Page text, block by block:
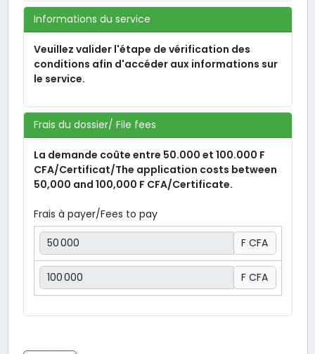
Informations du service
Veuillez valider l'étape de vérification des
conditions afin d'accéder aux informations sur
le service.
Frais du dossier/ File fees
La demande coûte entre 50.000 et 100.000 F
CFA/Certificat/The application costs between
50,000 and 100,000 F CFA/Certificate.
Frais à payer/Fees to pay, numeric only,
F CFA
F CFA